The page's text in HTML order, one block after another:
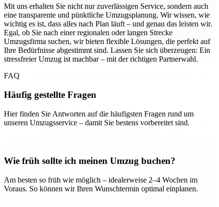
Mit uns erhalten Sie nicht nur zuverlässigen Service, sondern auch
eine transparente und pünktliche Umzugsplanung. Wir wissen, wie
wichtig es ist, dass alles nach Plan läuft – und genau das leisten wir.
Egal, ob Sie nach einer regionalen oder langen Strecke
Umzugsfirma suchen, wir bieten flexible Lösungen, die perfekt auf
Ihre Bedürfnisse abgestimmt sind. Lassen Sie sich überzeugen: Ein
stressfreier Umzug ist machbar – mit der richtigen Partnerwahl.
FAQ
Häufig gestellte Fragen
Hier finden Sie Antworten auf die häufigsten Fragen rund um
unseren Umzugsservice – damit Sie bestens vorbereitet sind.
Wie früh sollte ich meinen Umzug buchen?
Am besten so früh wie möglich – idealerweise 2–4 Wochen im
Voraus. So können wir Ihren Wunschtermin optimal einplanen.